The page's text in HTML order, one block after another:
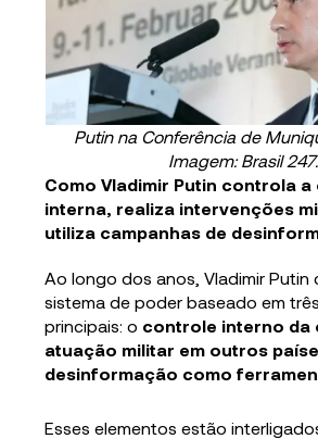
Putin na Conferência de
Imagem: Brasil 247.
Como Vladimir Putin controla
interna, realiza intervenções
utiliza campanhas de
Ao longo dos anos, Vladimir Putin
sistema de poder baseado em
principais: o controle interno da
atuação militar em outros
desinformação como
Esses elementos estão